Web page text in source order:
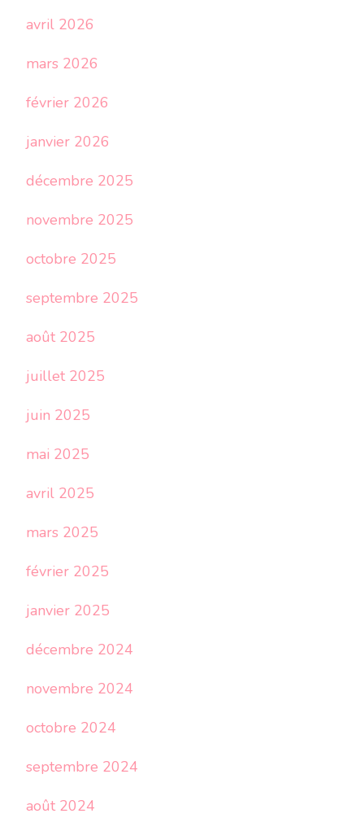
avril 2026
mars 2026
février 2026
janvier 2026
décembre 2025
novembre 2025
octobre 2025
septembre 2025
août 2025
juillet 2025
juin 2025
mai 2025
avril 2025
mars 2025
février 2025
janvier 2025
décembre 2024
novembre 2024
octobre 2024
septembre 2024
août 2024